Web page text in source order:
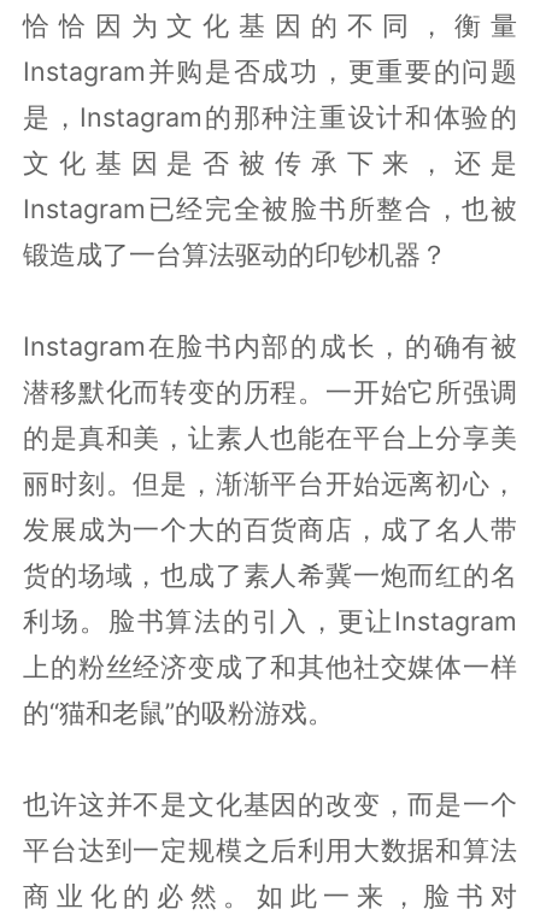
恰恰因为文化基因的不同，衡量
Instagram并购是否成功，更重要的问题
是，Instagram的那种注重设计和体验的
文化基因是否被传承下来，还是
Instagram已经完全被脸书所整合，也被
锻造成了一台算法驱动的印钞机器？
Instagram在脸书内部的成长，的确有被
潜移默化而转变的历程。一开始它所强调
的是真和美，让素人也能在平台上分享美
丽时刻。但是，渐渐平台开始远离初心，
发展成为一个大的百货商店，成了名人带
货的场域，也成了素人希冀一炮而红的名
利场。脸书算法的引入，更让Instagram
上的粉丝经济变成了和其他社交媒体一样
的“猫和老鼠”的吸粉游戏。
也许这并不是文化基因的改变，而是一个
平台达到一定规模之后利用大数据和算法
商业化的必然。如此一来，脸书对